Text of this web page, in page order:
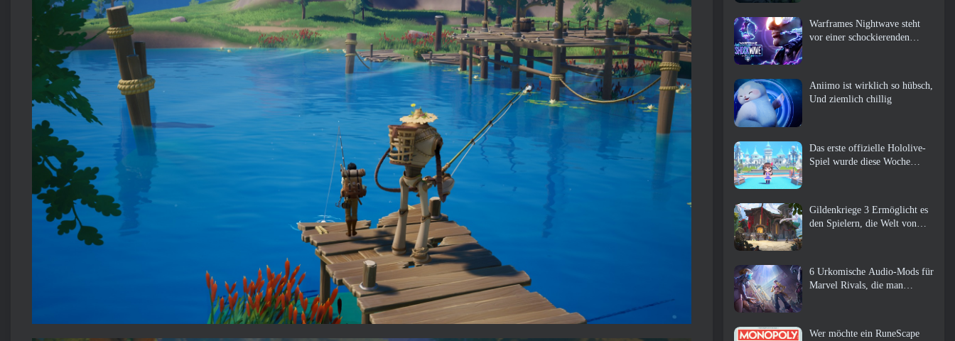
Warframes Nightwave steht
vor einer schockierenden
Aniimo ist wirklich so hübsch,
Und ziemlich chillig
Das erste offizielle Hololive-
Spiel wurde diese Woche
Gildenkriege 3 Ermöglicht es
den Spielern, die Welt von
6 Urkomische Audio-Mods für
Marvel Rivals, die man
Wer möchte ein RuneScape